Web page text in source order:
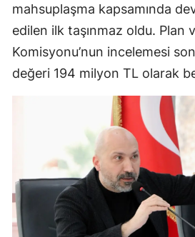
mahsuplaşma kapsamında
edilen ilk taşınmaz oldu. Plan
Komisyonu’nun incelemesi
değeri 194 milyon TL olarak